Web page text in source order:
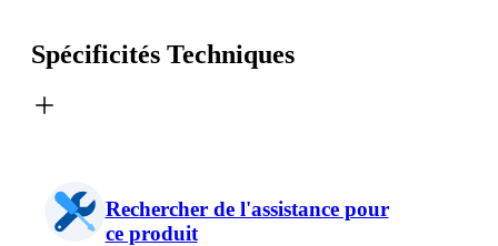
Spécificités Techniques
Rechercher de l'assistance pour
ce produit